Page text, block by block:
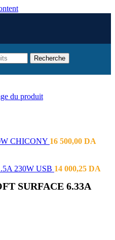
Recherche
CHICONY 16 500,00 DA
230W USB 14 000,25 DA
SURFACE 6.33A